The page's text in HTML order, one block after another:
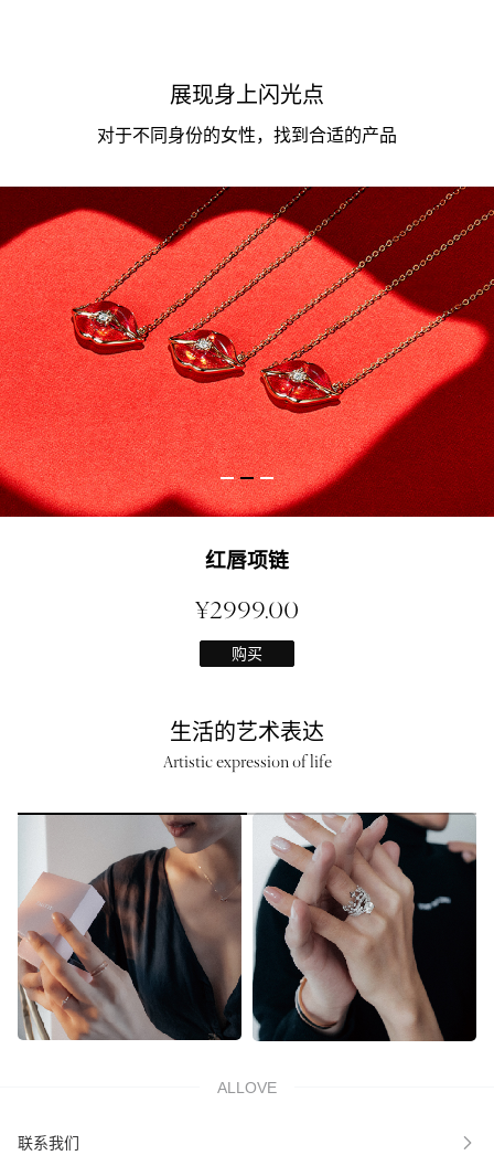
展现身上闪光点
对于不同身份的女性，找到合适的产品
红唇项链
¥2999.00
购买
生活的艺术表达
Artistic expression of life
ALLOVE
联系我们